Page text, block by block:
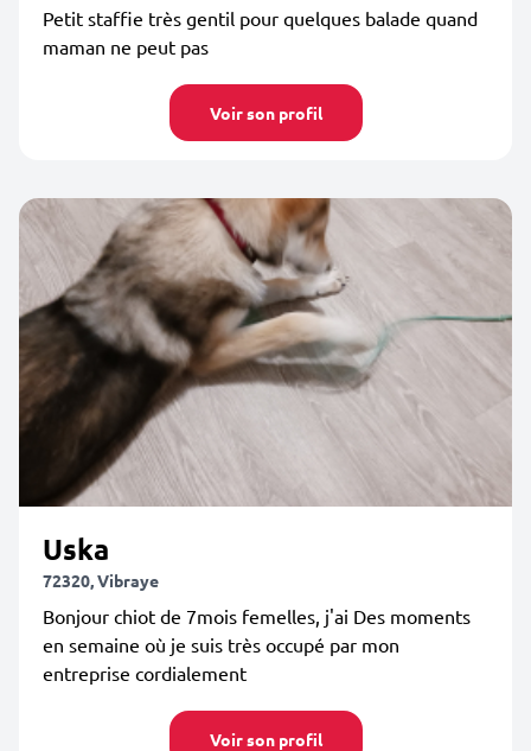
Petit staffie très gentil pour quelques balade quand
maman ne peut pas
Voir son profil
Uska
72320, Vibraye
Bonjour chiot de 7mois femelles, j'ai Des moments
en semaine où je suis très occupé par mon
entreprise cordialement
Voir son profil